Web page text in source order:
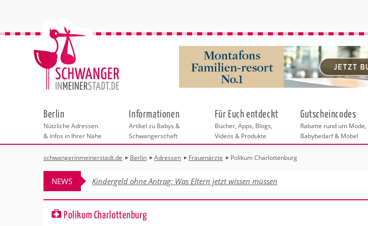
Berlin
Nützliche Adressen
& Infos in Ihrer Nähe
Städteauswahl
Adressen
Hebammen
Geburtshäuser
Frauenärzte
Behördengänge &
Checklisten
Beratungstellen
Kinderwunschzentren Bonn
Schwangerschaftskurse
Erste Hilfe & Beratung
Rückbildung
Shopping
Wellness & Gesundheit
Fotografie & Dienstleistungen
Informationen
Artikel zu Babys &
Schwangerschaft
Für Euch entdeckt
Bücher, Apps, Blogs,
Videos & Produkte
Gutscheincodes
Rabatte rund um Mode,
Babybedarf & Möbel
schwangerinmeinerstadt.de Berlin Adressen Frauenärzte Polikum Charlottenburg
NEWS Kindergeld ohne Antrag: Was Eltern jetzt wissen müssen
Polikum Charlottenburg